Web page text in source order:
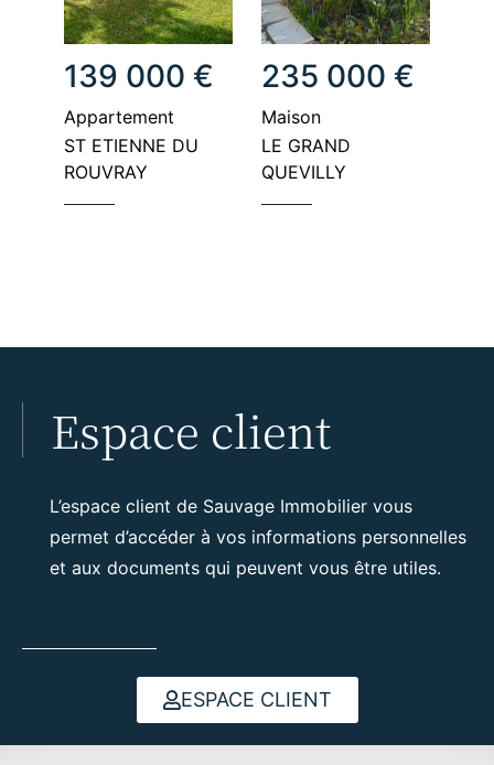
139 000 €
appartement
ST ETIENNE DU
ROUVRAY
235 000 €
maison
LE GRAND
QUEVILLY
Espace client
L’espace client de Sauvage Immobilier vous
permet d’accéder à vos informations personnelles
et aux documents qui peuvent vous être utiles.
ESPACE CLIENT